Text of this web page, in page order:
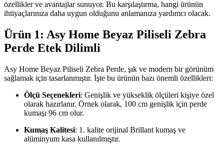
özellikler ve avantajlar sunuyor. Bu karşılaştırma, hangi ürünün
ihtiyaçlarınıza daha uygun olduğunu anlamanıza yardımcı olacak.
Ürün 1: Asy Home Beyaz Piliseli Zebra
Perde Etek Dilimli
Asy Home Beyaz Piliseli Zebra Perde, şık ve modern bir görünüm
sağlamak için tasarlanmıştır. İşte bu ürünün bazı önemli özellikleri:
Ölçü Seçenekleri: Genişlik ve yükseklik ölçüleri kişiye özel
olarak hazırlanır. Örnek olarak, 100 cm genişlik için perde
kumaşı 96 cm olur.
Kumaş Kalitesi: 1. kalite orijinal Brillant kumaş ve
alüminyum kasa kullanılmıştır.